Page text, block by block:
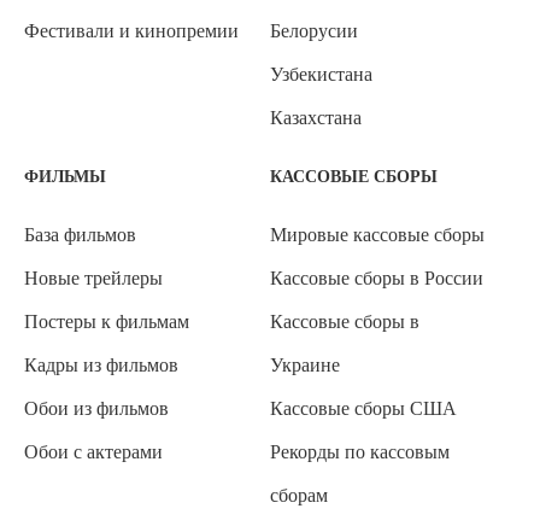
Фестивали и кинопремии Белорусии
Узбекистана
Казахстана
ФИЛЬМЫ
База фильмов
Новые трейлеры
Постеры к фильмам
Кадры из фильмов
Обои из фильмов
Обои с актерами
КАССОВЫЕ СБОРЫ
Мировые кассовые сборы
Кассовые сборы в России
Кассовые сборы в
Украине
Кассовые сборы США
Рекорды по кассовым
сборам